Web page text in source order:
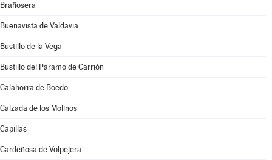
Brañosera
Buenavista de Valdavia
Bustillo de la Vega
Bustillo del Páramo de Carrión
Calahorra de Boedo
Calzada de los Molinos
Capillas
Cardeñosa de Volpejera